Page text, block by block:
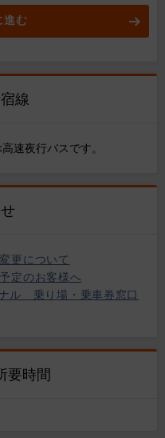
進む
線
速夜行バスです。
更について
定のお客様へ
ル 乗り場・乗車券窓口
要時間